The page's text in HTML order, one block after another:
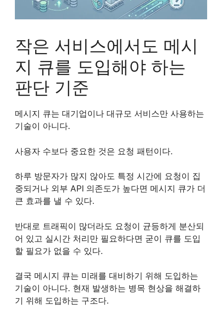
작은 서비스에서도 메시
지 큐를 도입해야 하는
판단 기준
메시지 큐는 대기업이나 대규모 서비스만 사용하는
기술이 아니다.
사용자 수보다 중요한 것은 요청 패턴이다.
하루 방문자가 많지 않아도 특정 시간에 요청이 집
중되거나 외부 API 의존도가 높다면 메시지 큐가 더
큰 효과를 낼 수 있다.
반대로 트래픽이 많더라도 요청이 균등하게 분산되
어 있고 실시간 처리만 필요하다면 굳이 큐를 도입
할 필요가 없을 수 있다.
결국 메시지 큐는 미래를 대비하기 위해 도입하는
기술이 아니다. 현재 발생하는 병목 현상을 해결하
기 위해 도입하는 구조다.